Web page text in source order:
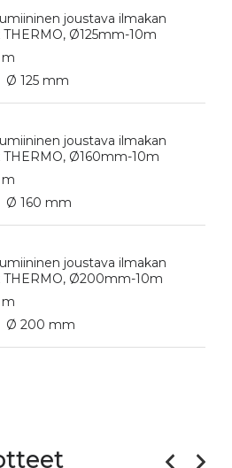
joustava ilmakan
THERMO, Ø125mm-10m
m
Ø 125 mm
joustava ilmakan
THERMO, Ø160mm-10m
m
Ø 160 mm
joustava ilmakan
THERMO, Ø200mm-10m
m
Ø 200 mm